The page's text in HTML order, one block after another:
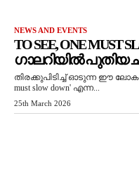
NEWS AND EVENTS
TO SEE, ONE
ഗാലറിയിൽ പുതിയ
തിരക്കുപിടിച്ച് ഓടുന്ന ഈ
must slow down' എന്ന...
25th March 2026